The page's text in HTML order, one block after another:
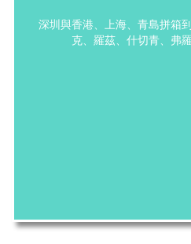
深圳與香港、上海、青島拼箱
克、羅茲、什切青、弗